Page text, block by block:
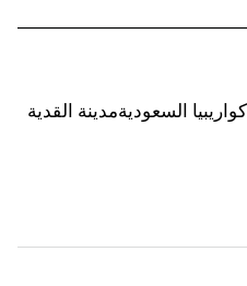
أكواريبيا السعوديةمدينة القدية